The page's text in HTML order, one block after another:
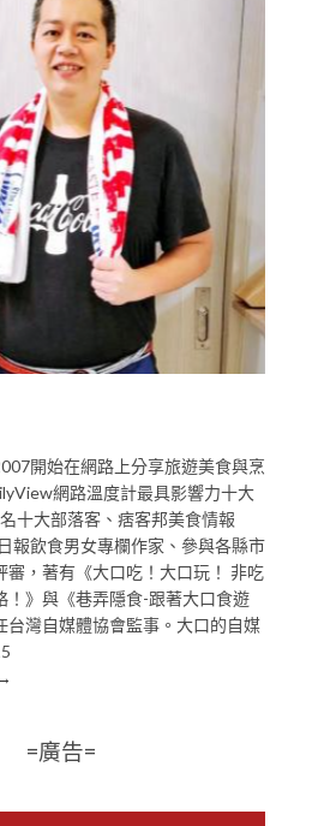
開始在網路上分享旅遊美食與烹
網路溫度計最具影響力十大
十大部落客、痞客邦美食情報
報飲食男女專欄作家、參與各縣市
審，著有《大口吃！大口玩！ 非吃
！》與《巷弄隱食-跟著大口食遊
台灣自媒體協會監事。大口的自媒
=廣告=